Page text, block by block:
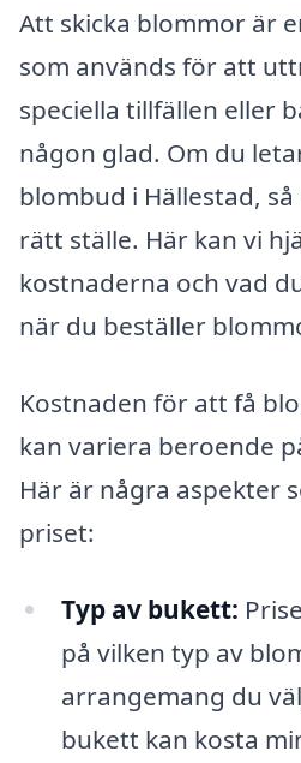
Att skicka blommor är
som används för att
speciella tillfällen eller
någon glad. Om du
blombud i Hällestad,
rätt ställe. Här kan vi
kostnaderna och vad
när du beställer
Kostnaden för att få
kan variera beroende
Här är några aspekter
priset:
Typ av bukett:
på vilken typ av
arrangemang du
bukett kan kosta